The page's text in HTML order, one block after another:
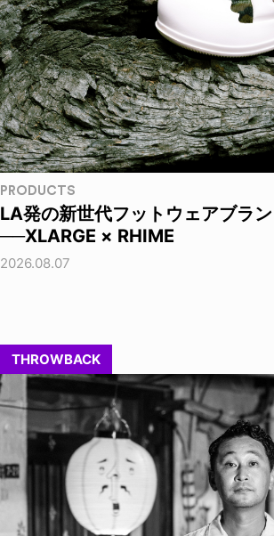
PRODUCTS
LA発の新世代フットウェアブラ
──XLARGE × RHIME
2026.08.07
THROWBACK